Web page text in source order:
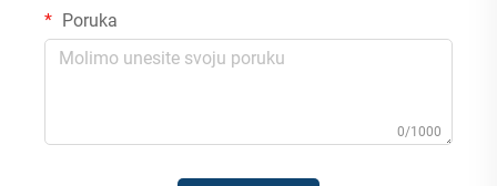
Poruka
0/1000